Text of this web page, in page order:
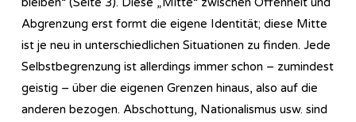
Abgrenzung erst formt die eigene Identität; diese Mitte
ist je neu in unterschiedlichen Situationen zu finden. Jede
Selbstbegrenzung ist allerdings immer schon – zumindest
geistig – über die eigenen Grenzen hinaus, also auf die
anderen bezogen. Abschottung, Nationalismus usw. sind